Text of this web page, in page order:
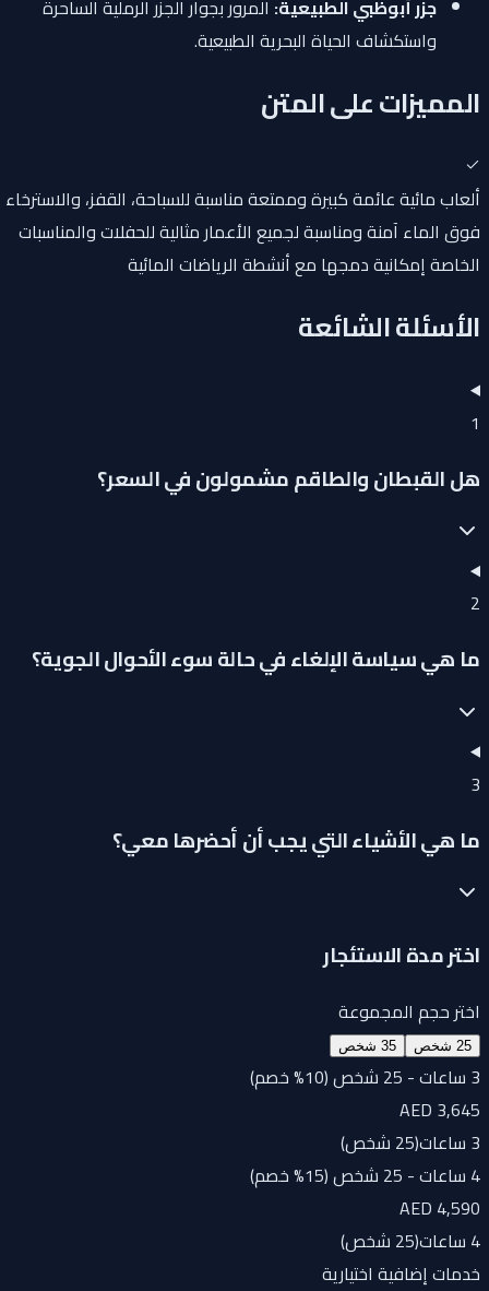
جزر أبوظبي الطبيعية:المرور بجوار الجزر الرملية الساحرة
واستكشاف الحياة البحرية الطبيعية.
المميزات على المتن
ألعاب مائية عائمة كبيرة وممتعة مناسبة للسباحة، القفز، والاسترخاء
فوق الماء آمنة ومناسبة لجميع الأعمار مثالية للحفلات والمناسبات
الخاصة إمكانية دمجها مع أنشطة الرياضات المائية
الأسئلة الشائعة
هل القبطان والطاقم مشمولون في السعر؟
ما هي سياسة الإلغاء في حالة سوء الأحوال الجوية؟
ما هي الأشياء التي يجب أن أحضرها معي؟
اختر مدة الاستئجار
اختر حجم المجموعة
25 شخص 35 شخص
AED 3,645
(25 شخص
4 ساعات - 25 شخص (15% خصم)
AED 4,590
4 ساعات
(25 شخص
خدمات إضافية اختيارية